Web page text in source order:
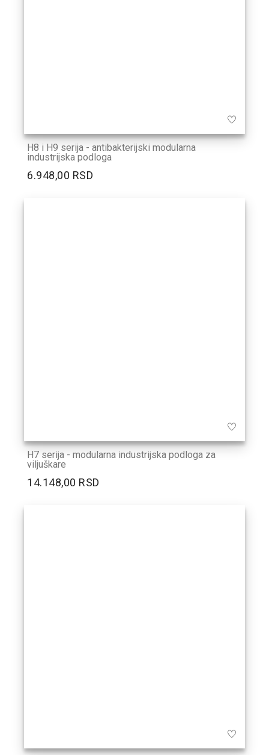
H8 i H9 serija - antibakterijski modularna
industrijska podloga
6.948,00 RSD
H7 serija - modularna industrijska podloga za
viljuškare
14.148,00 RSD